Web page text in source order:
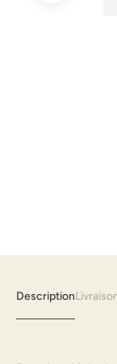
Description